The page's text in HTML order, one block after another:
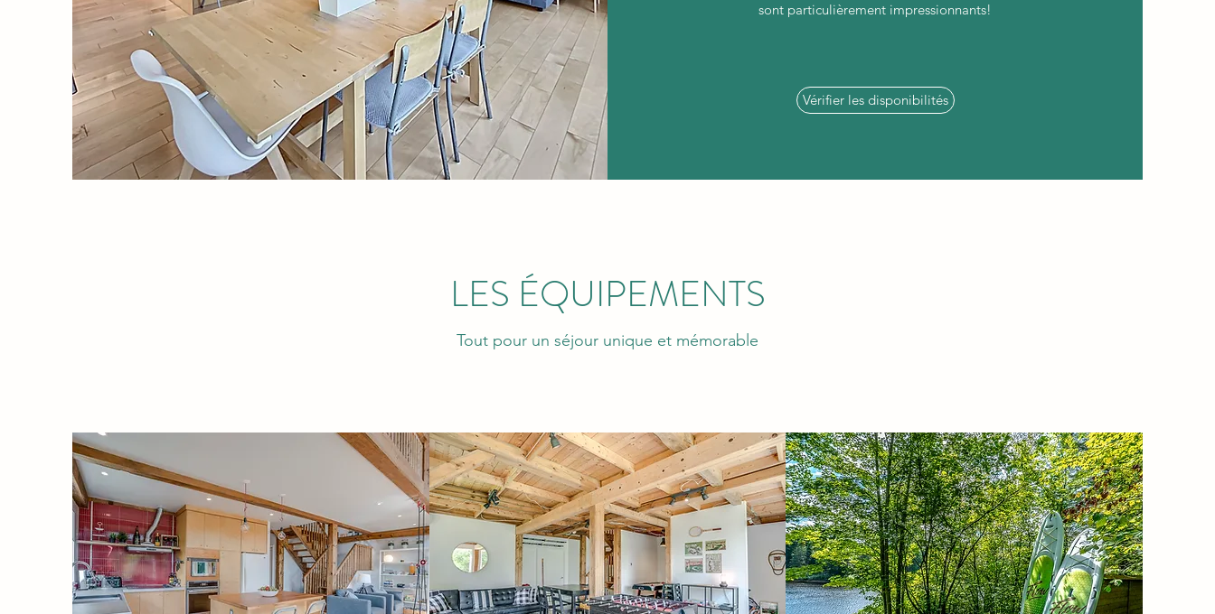
sont particulièrement impressionnants!
Vérifier les disponibilités
LES ÉQUIPEMENTS
Tout pour un séjour unique et mémorable